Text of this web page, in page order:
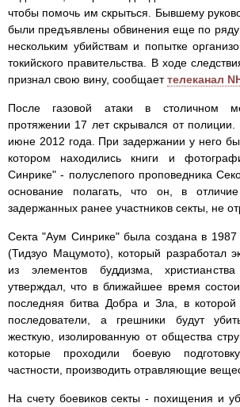
чтобы помочь им скрыться. Бывшему
были предъявлены обвинения еще по
нескольким убийствам и попытке
токийского правительства. В ходе
признал свою вину, сообщаеттелеканал
После газовой атаки в столичном
протяжении 17 лет скрывался от
июне 2012 года. При задержании у него
котором находились книги и
Синрике" - полуслепого проповедника
основание полагать, что он, в
задержанных ранее участников секты, не
Секта "Аум Синрике" была создана в 1987
(Тидзуо Мацумото), который разработал
из элементов буддизма,
утверждал, что в ближайшее время
последняя битва Добра и Зла, в которой
последователи, а грешники будут
жесткую, изолированную от общества
которые проходили боевую
частности, производить отравляющие
На счету боевиков секты - похищения и